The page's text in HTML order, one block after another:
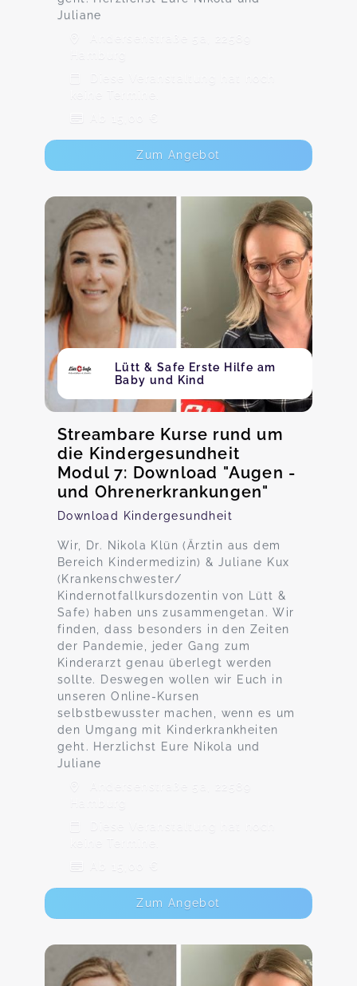
Juliane
Andersenstraße 5a, 22589
Hamburg
Diese Veranstaltung hat noch
keine Termine.
Ab 15,00 €
Zum Angebot
Lütt & Safe Erste Hilfe am
Baby und Kind
Streambare Kurse rund um
die Kindergesundheit
Modul 7: Download "Augen -
und Ohrenerkrankungen"
Download Kindergesundheit
Wir, Dr. Nikola Klün (Ärztin aus dem
Bereich Kindermedizin) & Juliane Kux
(Krankenschwester/
Kindernotfallkursdozentin von Lütt &
Safe) haben uns zusammengetan. Wir
finden, dass besonders in den Zeiten
der Pandemie, jeder Gang zum
Kinderarzt genau überlegt werden
sollte. Deswegen wollen wir Euch in
unseren Online-Kursen
selbstbewusster machen, wenn es um
den Umgang mit Kinderkrankheiten
geht. Herzlichst Eure Nikola und
Juliane
Andersenstraße 5a, 22589
Hamburg
Diese Veranstaltung hat noch
keine Termine.
Ab 15,00 €
Zum Angebot